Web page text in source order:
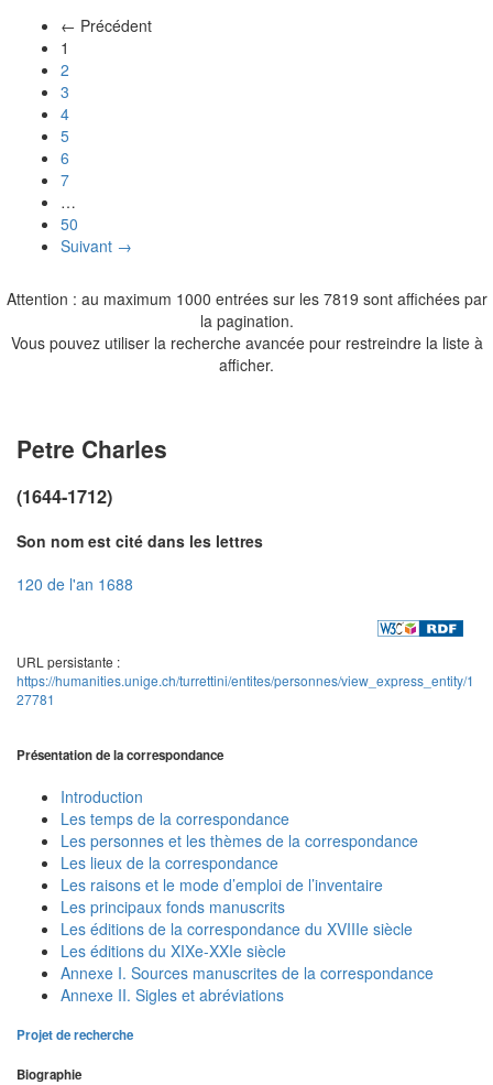
← Précédent
1
2
3
4
5
6
7
…
50
Suivant →
Attention : au maximum 1000 entrées sur les 7819 sont affichées par
la pagination.
Vous pouvez utiliser la recherche avancée pour restreindre la liste à
afficher.
Petre Charles
(1644-1712)
Son nom est cité dans les lettres
120 de l'an 1688
URL persistante :
https://humanities.unige.ch/turrettini/entites/personnes/view_express_entity/1
27781
Présentation de la correspondance
Introduction
Les temps de la correspondance
Les personnes et les thèmes de la correspondance
Les lieux de la correspondance
Les raisons et le mode d’emploi de l’inventaire
Les principaux fonds manuscrits
Les éditions de la correspondance du XVIIIe siècle
Les éditions du XIXe-XXIe siècle
Annexe I. Sources manuscrites de la correspondance
Annexe II. Sigles et abréviations
Projet de recherche
Biographie